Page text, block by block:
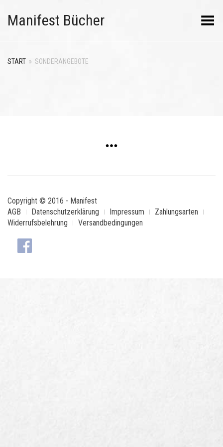
Manifest Bücher Menü umschalten
START » SONDERANGEBOTE
Copyright © 2016 - Manifest
AGB
Datenschutzerklärung Impressum
Zahlungsarten
Widerrufsbelehrung
Versandbedingungen